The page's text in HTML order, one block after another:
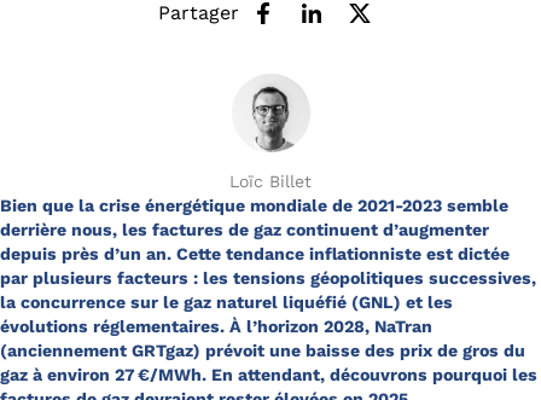
Partager
Loïc Billet
Bien que la crise énergétique mondiale de 2021-2023 semble
derrière nous, les factures de gaz continuent d’augmenter
depuis près d’un an. Cette tendance inflationniste est dictée
par plusieurs facteurs : les tensions géopolitiques successives,
la concurrence sur le gaz naturel liquéfié (GNL) et les
évolutions réglementaires. À l’horizon 2028, NaTran
(anciennement GRTgaz) prévoit une baisse des prix de gros du
gaz à environ 27 €/MWh. En attendant, découvrons pourquoi les